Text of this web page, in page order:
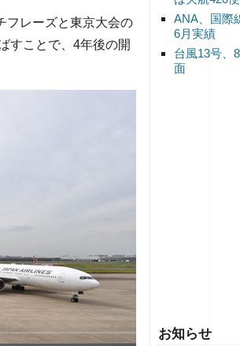
ANA、国際
6月実績
台風13号
面
お知らせ
フレーズと東京大会の
すことで、4年後の開